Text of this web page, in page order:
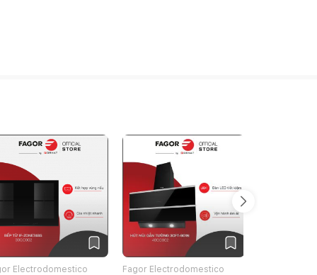
Electrodomestico
Fagor Electrodomestico